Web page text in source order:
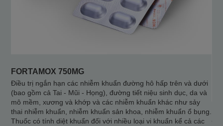
FORTAMOX 750MG
Điều trị ngắn hạn các nhiễm khuẩn đường hô hấp trên và dưới
(bao gồm cả Tai - Mũi - Họng), đường tiết niệu sinh dục, da và
mô mềm, xương và khớp và các nhiễm khuẩn khác như sảy
thai nhiễm khuẩn, nhiễm khuẩn sản khoa, nhiễm khuẩn ổ bụng.
Thuốc có tính diệt khuẩn đối với nhiều loại vi khuẩn kể cả các